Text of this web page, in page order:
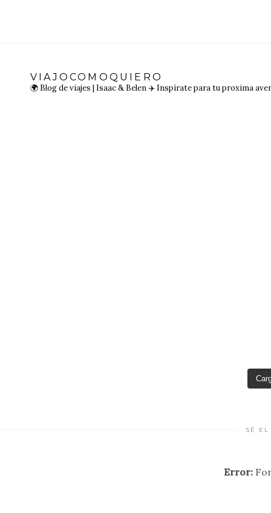
VIAJOCOMOQUIERO
🌍 Blog de viajes | Isaac & Belen ✈️ Inspírate para tu proxima
SÉ EL
Error: